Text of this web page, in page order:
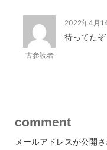
古参読者
2022年4月
待ってたぞ
comment
メールアドレスが公開